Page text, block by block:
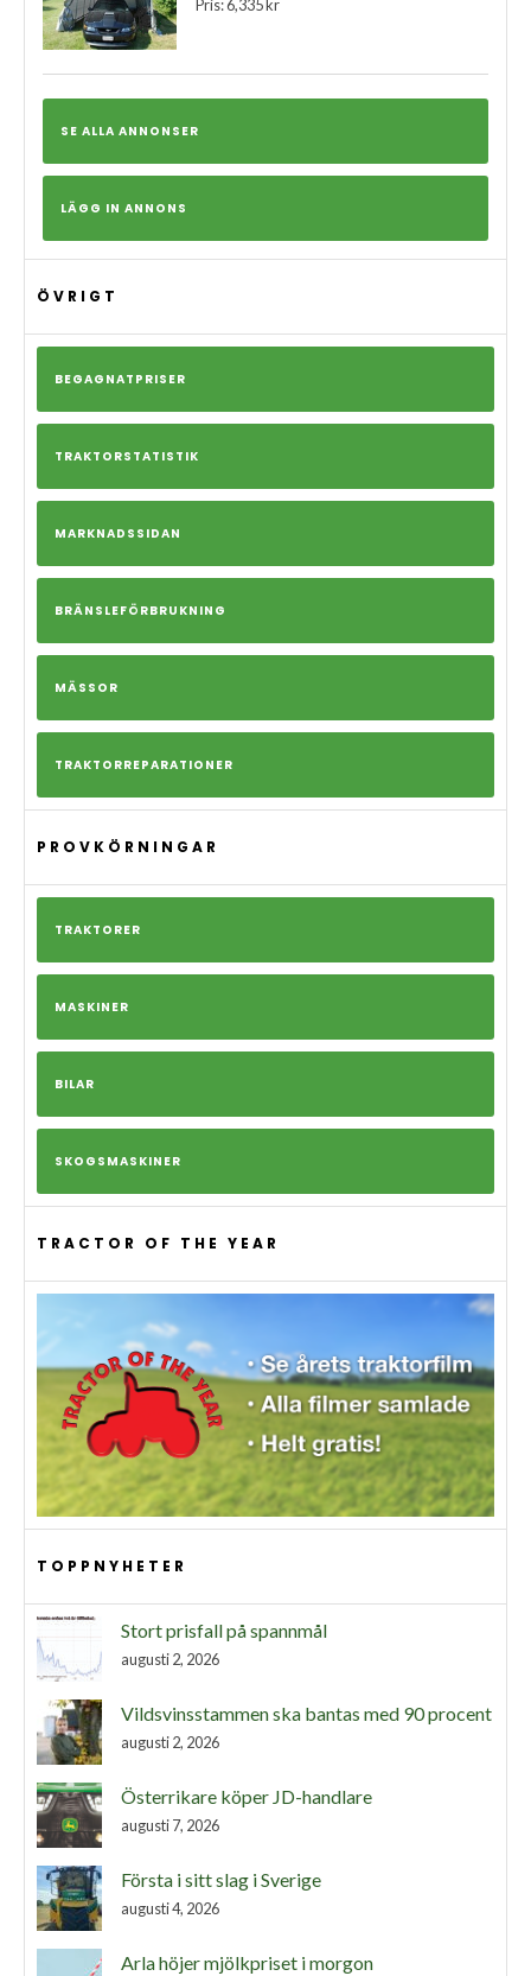
Pris: 6,335 kr
SE ALLA ANNONSER
LÄGG IN ANNONS
ÖVRIGT
BEGAGNATPRISER
TRAKTORSTATISTIK
MARKNADSSIDAN
BRÄNSLEFÖRBRUKNING
MÄSSOR
TRAKTORREPARATIONER
PROVKÖRNINGAR
TRAKTORER
MASKINER
BILAR
SKOGSMASKINER
TRACTOR OF THE YEAR
TOPPNYHETER
Stort prisfall på spannmål
augusti 2, 2026
Vildsvinsstammen ska bantas med 90 procent
augusti 2, 2026
Österrikare köper JD-handlare
augusti 7, 2026
Första i sitt slag i Sverige
augusti 4, 2026
Arla höjer mjölkpriset i morgon